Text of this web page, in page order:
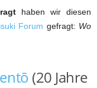
haben wir diesen
Forum gefragt: Wo
(20 Jahre